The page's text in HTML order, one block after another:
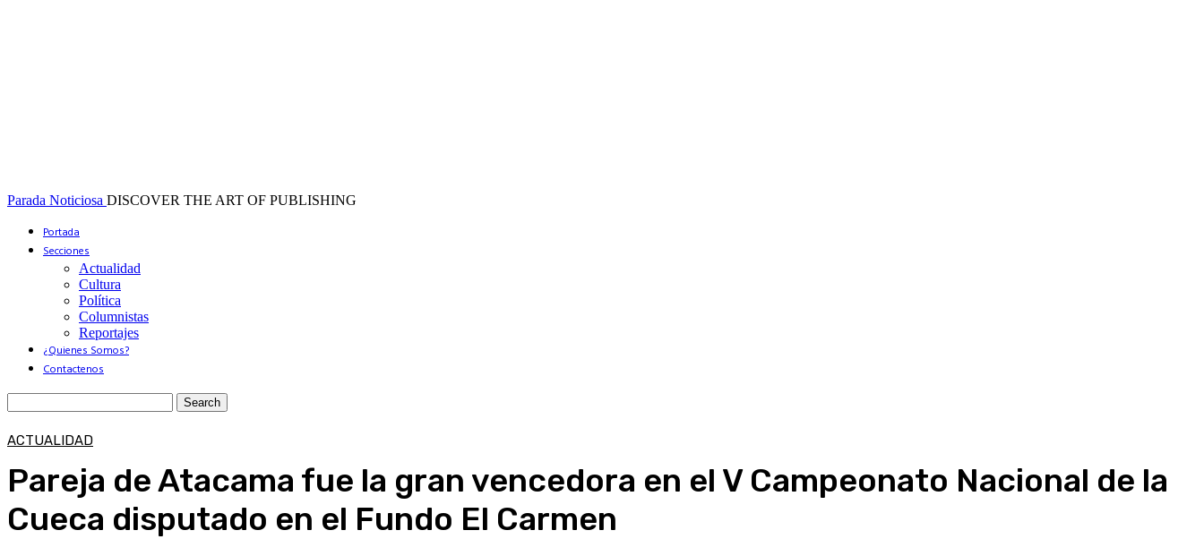
Parada Noticiosa DISCOVER THE ART OF PUBLISHING
Portada
Secciones
Actualidad
Cultura
Política
Columnistas
Reportajes
¿Quienes Somos?
Contactenos
ACTUALIDAD
Pareja de Atacama fue la gran vencedora en el V Campeonato Nacional de la
Cueca disputado en el Fundo El Carmen